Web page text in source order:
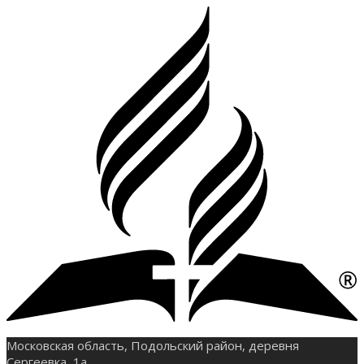
Московская область, Подольский район, деревня